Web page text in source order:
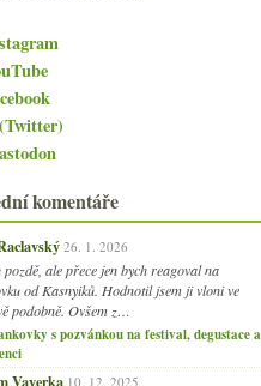
komentáře
26. 1. 2026
ale přece jen bych reagoval na
od Kasnyiků. Hodnotil jsem ji vloni ve
podobně. Ovšem z…
s pozvánkou na festival, degustace a
Vaverka 10. 12. 2025